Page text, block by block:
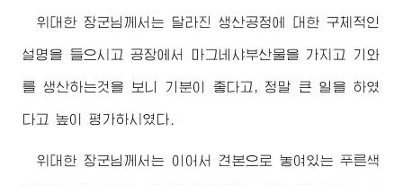
위대한 장군님께서는 달라진 생산공정에 대한 구체적인
설명을 들으시고 공장에서 마그네샤부산물을 가지고 기와
를 생산하는것을 보니 기분이 좋다고, 정말 큰 일을 하였
다고 높이 평가하시였다.
위대한 장군님께서는 이어서 견본으로 놓여있는 푸른색